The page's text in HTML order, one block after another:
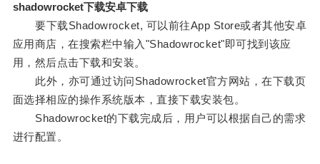
shadowrocket下载安卓下载
要下载Shadowrocket, 可以前往App Store或者其他安卓
应用商店，在搜索栏中输入"Shadowrocket"即可找到该应
用，然后点击下载和安装。
此外，亦可通过访问Shadowrocket官方网站，在下载页
面选择相应的操作系统版本，直接下载安装包。
Shadowrocket的下载完成后，用户可以根据自己的需求
进行配置。